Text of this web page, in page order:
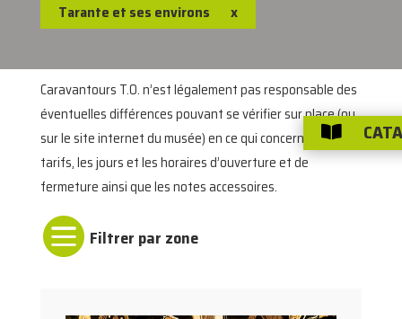
Tarante et ses environs x
Caravantours T.O. n’est légalement pas responsable des
éventuelles différences pouvant se vérifier sur place (ou
sur le site internet du musée) en ce qui concerne les
tarifs, les jours et les horaires d’ouverture et de
fermeture ainsi que les notes accessoires.

